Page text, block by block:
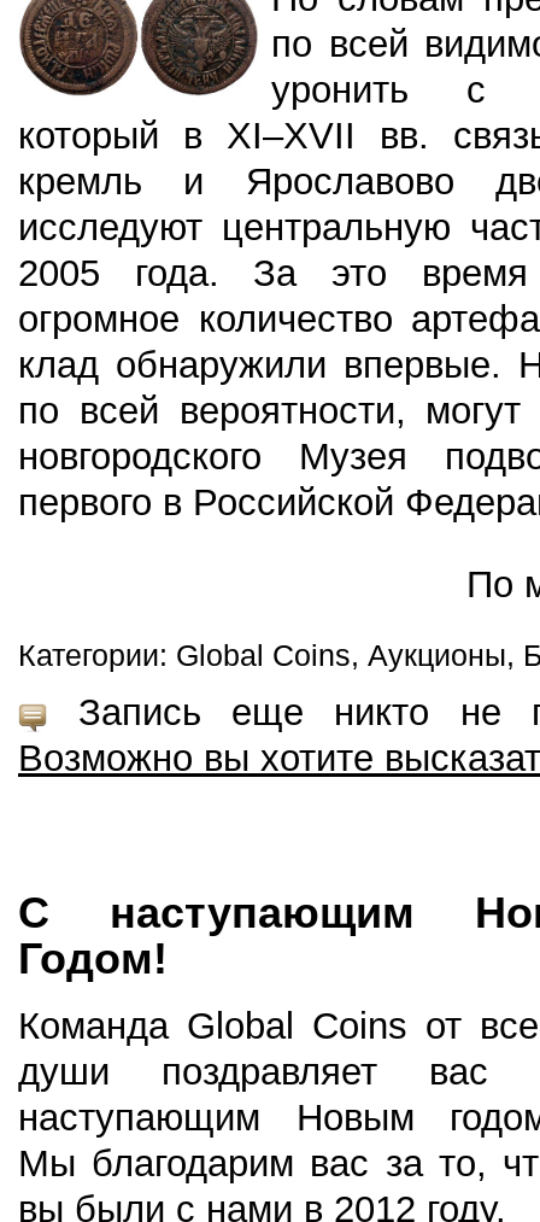
по всей
уронить с
который в XI–XVII вв.
кремль и Ярославово
исследуют центральную
2005 года. За это
огромное количество
клад обнаружили впервые.
по всей вероятности, могут
новгородского Музея
первого в Российской
По
Категории: Global Coins, Аукционы,
Запись еще никто не
Возможно вы хотите
С наступающим
Годом!
Команда Global Coins от
души поздравляет вас
наступающим Новым
Мы благодарим вас за то,
вы были с нами в 2012 году.